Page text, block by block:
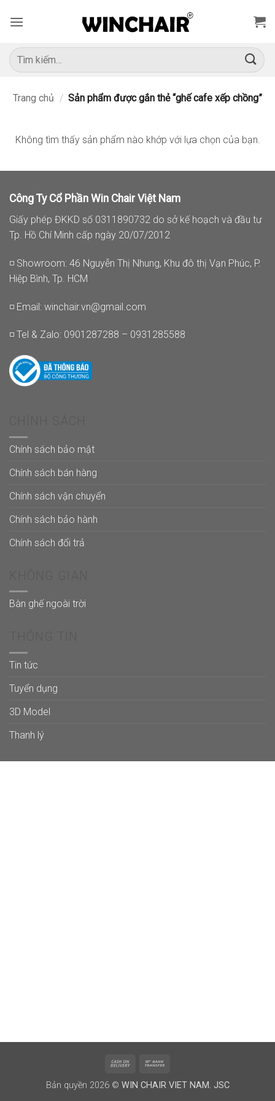
qua
dung
Tìm
kiếm:
Trang chủ / Sản phẩm được gắn thẻ “ghế cafe xếp chồng”
Không tìm thấy sản phẩm nào khớp với lựa chọn của bạn.
Công Ty Cổ Phần Win Chair Việt Nam
Giấy phép ĐKKD số 0311890732 do sở kế hoạch và đầu tư
Tp. Hồ Chí Minh cấp ngày 20/07/2012
◽ Showroom: 46 Nguyễn Thị Nhung, Khu đô thị Vạn Phúc, P.
Hiệp Bình, Tp. HCM
◽ Email: winchair.vn@gmail.com
◽ Tel & Zalo: 0901287288 – 0931285588
Chính sách bảo mật
Chính sách bán hàng
Chính sách vận chuyển
Chính sách bảo hành
Chính sách đổi trả
Bàn ghế ngoài trời
Tin tức
Tuyển dụng
3D Model
Thanh lý
Cash
Delivery
Bản quyền 2026 © WIN CHAIR VIET NAM. JSC